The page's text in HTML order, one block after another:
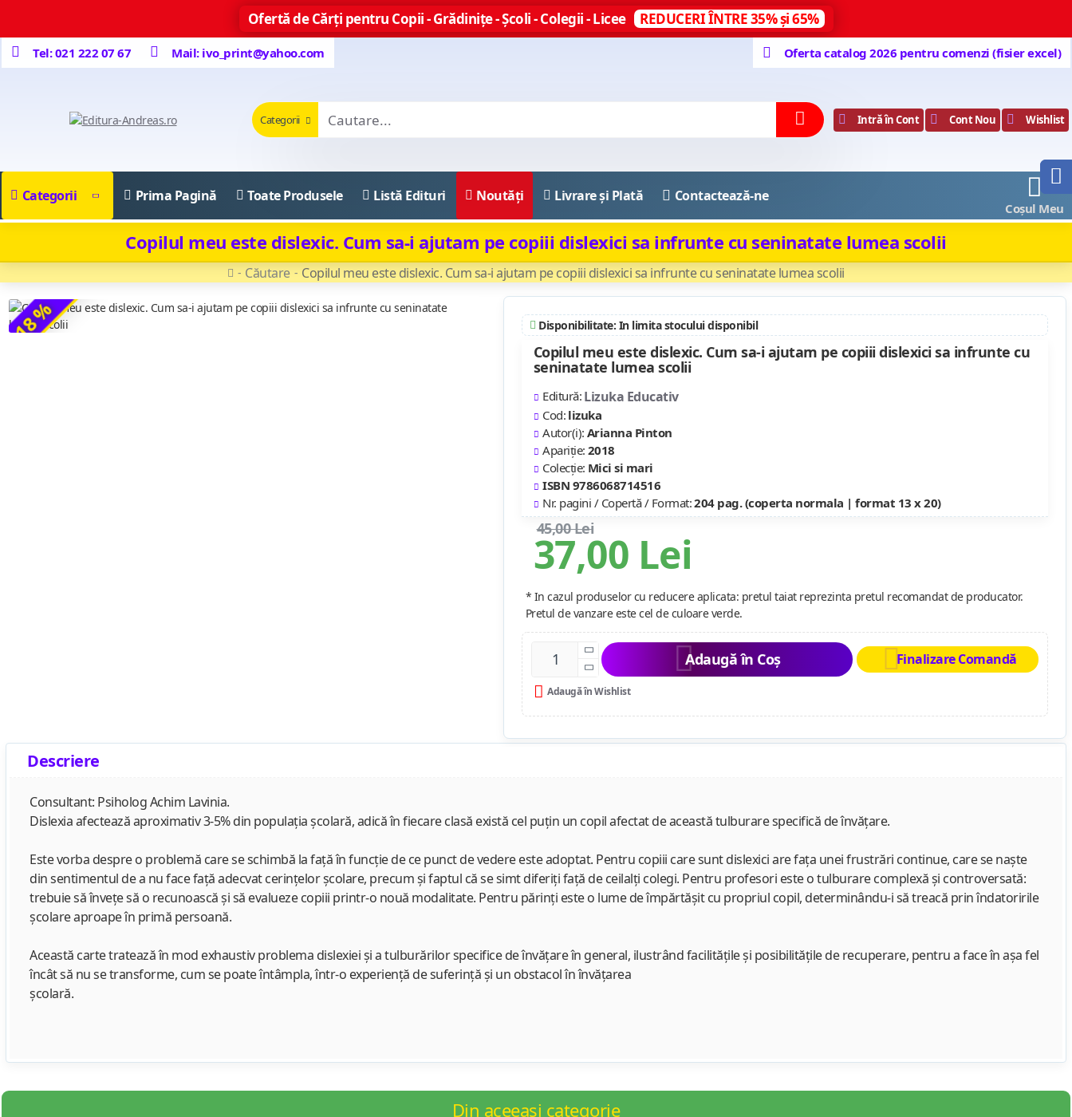
Ofertă de Cărți pentru Copii - Grădinițe - Școli - Colegii - Licee REDUCERI ÎNTRE 35% și 65%
Tel: 021 222 07 67 Mail: ivo_print@yahoo.com Oferta catalog 2026 pentru comenzi (fisier excel)
Categorii Intră în Cont Cont Nou Wishlist
Categorii Prima Pagină Toate Produsele Listă Edituri Noutăți Livrare și Plată Contactează-ne
Coșul Meu
Căutare Copilul meu este dislexic. Cum sa-i ajutam pe copiii dislexici sa infrunte cu seninatate lumea scolii
Copilul meu este dislexic. Cum sa-i ajutam pe copiii dislexici sa infrunte cu seninatate lumea scolii
-18 % Disponibilitate: In limita stocului disponibil
37,00 Lei
45,00 Lei
Copilul meu este dislexic. Cum sa-i ajutam pe copiii dislexici sa infrunte cu
seninatate lumea scolii
Editură: Lizuka Educativ
Cod: lizuka
Autor(i): Arianna Pinton
Apariție: 2018
Colecție: Mici si mari
ISBN 9786068714516
Nr. pagini / Copertă / Format:204 pag. (coperta normala | format 13 x 20)
Adaugă în Coș Finalizare Comandă
Adaugă în Wishlist
* In cazul produselor cu reducere aplicata: pretul taiat reprezinta pretul recomandat de producator.
Pretul de vanzare este cel de culoare verde.
Descriere
Consultant: Psiholog Achim Lavinia.
Dislexia afectează aproximativ 3-5% din populaţia şcolară, adică în fiecare clasă există cel puţin un copil afectat de această tulburare specifică de învăţare.
Este vorba despre o problemă care se schimbă la faţă în funcţie de ce punct de vedere este adoptat. Pentru copiii care sunt dislexici are faţa unei frustrări continue, care se naşte
din sentimentul de a nu face faţă adecvat cerinţelor şcolare, precum şi faptul că se simt diferiţi faţă de ceilalţi colegi. Pentru profesori este o tulburare complexă şi controversată:
trebuie să înveţe să o recunoască şi să evalueze copiii printr-o nouă modalitate. Pentru părinţi este o lume de împărtăşit cu propriul copil, determinându-i să treacă prin îndatoririle
şcolare aproape în primă persoană.
Această carte tratează în mod exhaustiv problema dislexiei şi a tulburărilor specifice de învăţare în general, ilustrând facilităţile şi posibilităţile de recuperare, pentru a face în aşa fel
încât să nu se transforme, cum se poate întâmpla, într-o experienţă de suferinţă şi un obstacol în învăţarea
şcolară.
Din aceeași categorie